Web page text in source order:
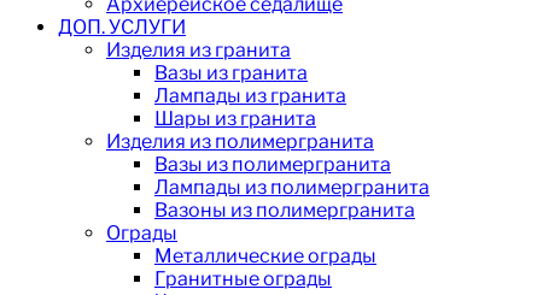
ДОП. УСЛУГИ
Изделия из гранита
Вазы из гранита
Лампады из гранита
Шары из гранита
Изделия из полимергранита
Вазы из полимергранита
Лампады из полимергранита
Вазоны из полимергранита
Ограды
Металлические ограды
Гранитные ограды